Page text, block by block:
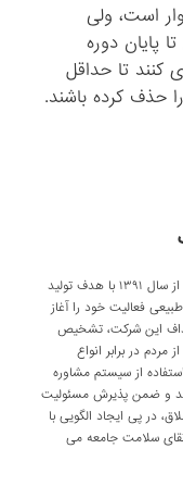
است، ولی
پایان دوره
کنند تا حداقل
حذف کرده باشند.
شرکت تحقیقاتی پارسی طب از سال ۱۳۹۱ با هدف تولید
فعالیت خود را آغاز
این شرکت، تشخیص
در برابر انواع
از سیستم مشاوره
و ضمن پذیرش مسئولیت
در پی ایجاد الگویی با
سلامت جامعه می